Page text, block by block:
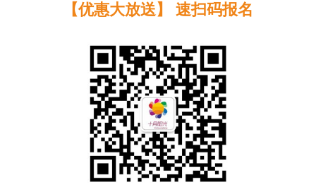
【优惠大放送】 速扫码报名